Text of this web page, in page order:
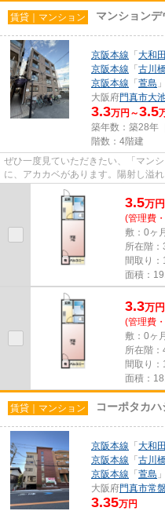
賃貸｜マンション マンション
京阪本線 「 大和田
京阪本線 「 古川
京阪本線 「 萱島
大阪府門真市大
3.3万円～3.5
築年数：築28年
階数：4階建
ぜひ一度見ていただきたい、「マン
に、アカカベがあります。陽射し溢
好評な、駅から徒歩10分に立地す...
3.5万円
(管理費
敷：0ヶ
所在階：
間取り：
面積：
3.3万円
(管理費
敷：0ヶ
所在階：
間取り：
面積：
賃貸｜マンション コーポタカハ
京阪本線 「 大和田
京阪本線 「 古川
京阪本線 「 萱島
大阪府門真市常
3.35万円